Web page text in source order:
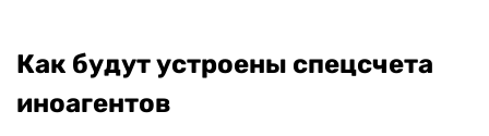
Как будут устроены спецсчета
иноагентов